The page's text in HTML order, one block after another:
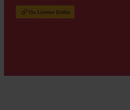
The Liberties Dublin